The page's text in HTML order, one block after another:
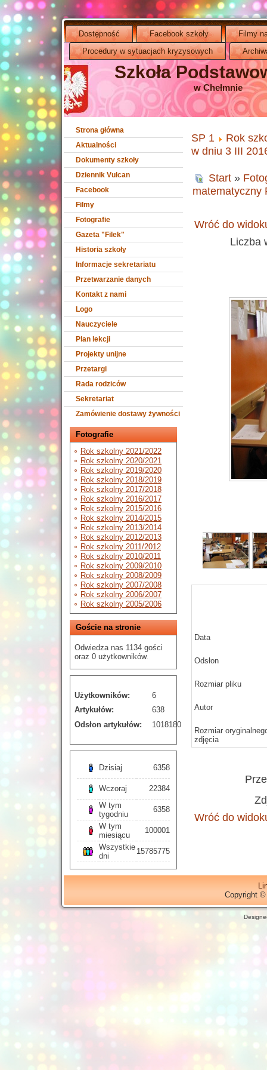
Dostępność Facebook szkoły
Filmy
Procedury w sytuacjach kryzysowych
Szkoła
w Chełmnie
Strona główna
Aktualności
Dokumenty szkoły
Dziennik Vulcan
Facebook
Filmy
Fotografie
Gazeta "Filek"
Historia szkoły
Informacje sekretariatu
Przetwarzanie danych
Kontakt z nami
Logo
Nauczyciele
Plan lekcji
Projekty unijne
Przetargi
Rada rodziców
Sekretariat
Zamówienie dostawy żywności
Fotografie
Rok szkolny 2021/2022
Rok szkolny 2020/2021
Rok szkolny 2019/2020
Rok szkolny 2018/2019
Rok szkolny 2017/2018
Rok szkolny 2016/2017
Rok szkolny 2015/2016
Rok szkolny 2014/2015
Rok szkolny 2013/2014
Rok szkolny 2012/2013
Rok szkolny 2011/2012
Rok szkolny 2010/2011
Rok szkolny 2009/2010
Rok szkolny 2008/2009
Rok szkolny 2007/2008
Rok szkolny 2006/2007
Rok szkolny 2005/2006
Goście na stronie
Odwiedza nas 1134 gości
oraz 0 użytkowników.
Użytkowników:
6
Artykułów:
638
Odsłon artykułów:
1018180
Dzisiaj 6358
Wczoraj
22384
W tym
tygodniu
6358
W tym
miesiącu
100001
Wszystkie
dni
15785775
SP 1
Rok
w dniu 3 III
Start »
matematyczny
Wróć do
Liczba
Data
Odsłon
Rozmiar pliku
Autor
Rozmiar
zdjęcia
Wróć do
Copyright ©